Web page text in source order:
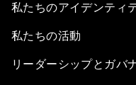
私たちのアイデンティ
私たちの活動
リーダーシップとガバ